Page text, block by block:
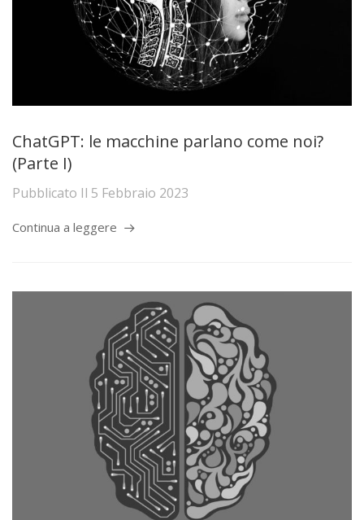
ChatGPT: le macchine parlano come noi?
(Parte I)
Pubblicato Il 5 Febbraio 2023
Continua a leggere